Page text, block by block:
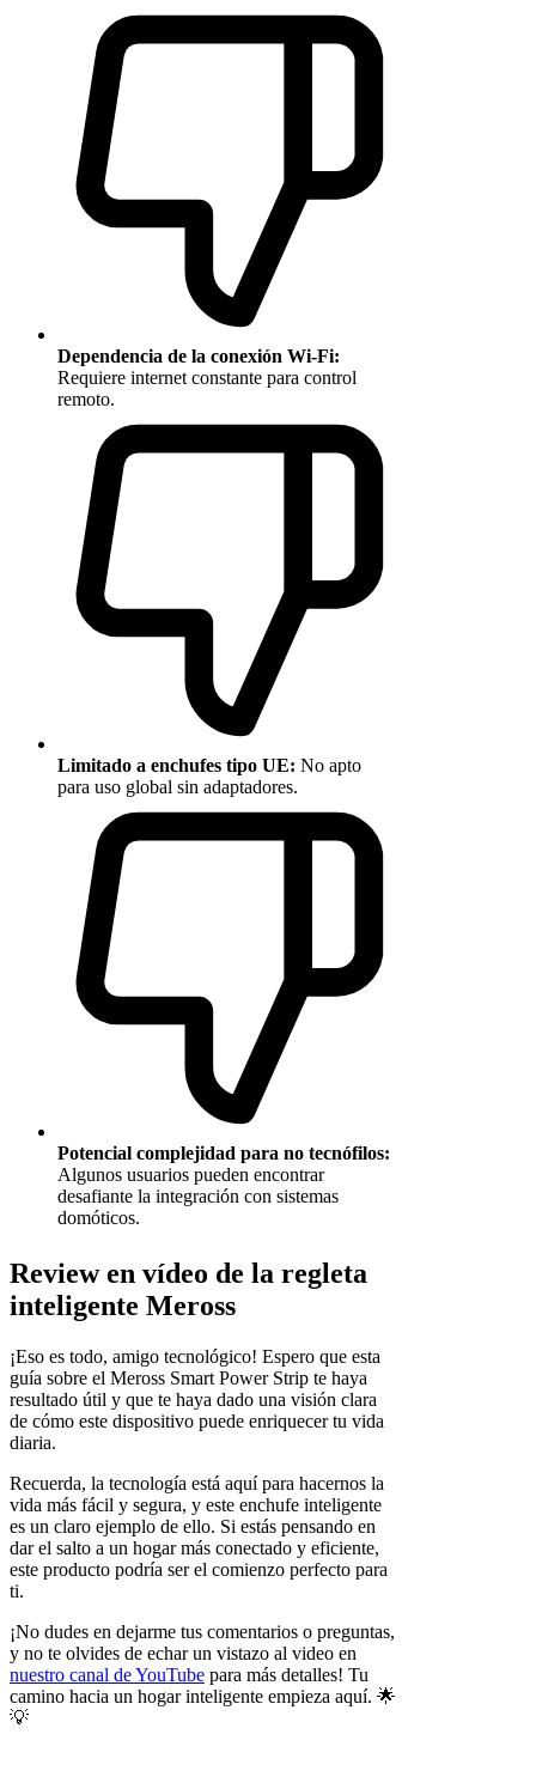
Dependencia de la conexión Wi-Fi:
Requiere internet constante para control
remoto.
Limitado a enchufes tipo UE: No apto
para uso global sin adaptadores.
Potencial complejidad para no tecnófilos:
Algunos usuarios pueden encontrar
desafiante la integración con sistemas
domóticos.
Review en vídeo de la regleta
inteligente Meross
¡Eso es todo, amigo tecnológico! Espero que esta
guía sobre el Meross Smart Power Strip te haya
resultado útil y que te haya dado una visión clara
de cómo este dispositivo puede enriquecer tu vida
diaria.
Recuerda, la tecnología está aquí para hacernos la
vida más fácil y segura, y este enchufe inteligente
es un claro ejemplo de ello. Si estás pensando en
dar el salto a un hogar más conectado y eficiente,
este producto podría ser el comienzo perfecto para
ti.
¡No dudes en dejarme tus comentarios o preguntas,
y no te olvides de echar un vistazo al video en
nuestro canal de YouTube para más detalles! Tu
camino hacia un hogar inteligente empieza aquí. 🌟
💡